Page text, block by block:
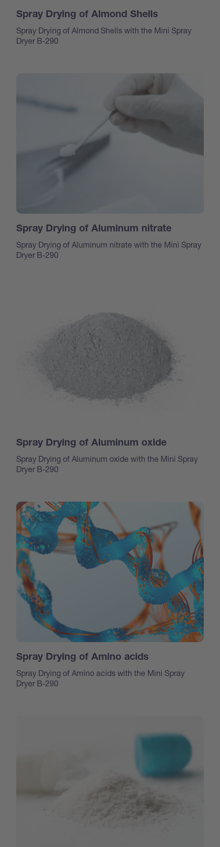
Spray Drying of Almond Shells
Spray Drying of Almond Shells with the Mini Spray
Dryer B-290
Spray Drying of Aluminum nitrate
Spray Drying of Aluminum nitrate with the Mini Spray
Dryer B-290
Spray Drying of Aluminum oxide
Spray Drying of Aluminum oxide with the Mini Spray
Dryer B-290
Spray Drying of Amino acids
Spray Drying of Amino acids with the Mini Spray
Dryer B-290